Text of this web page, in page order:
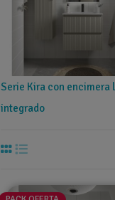
Serie Kira con encimera
integrado